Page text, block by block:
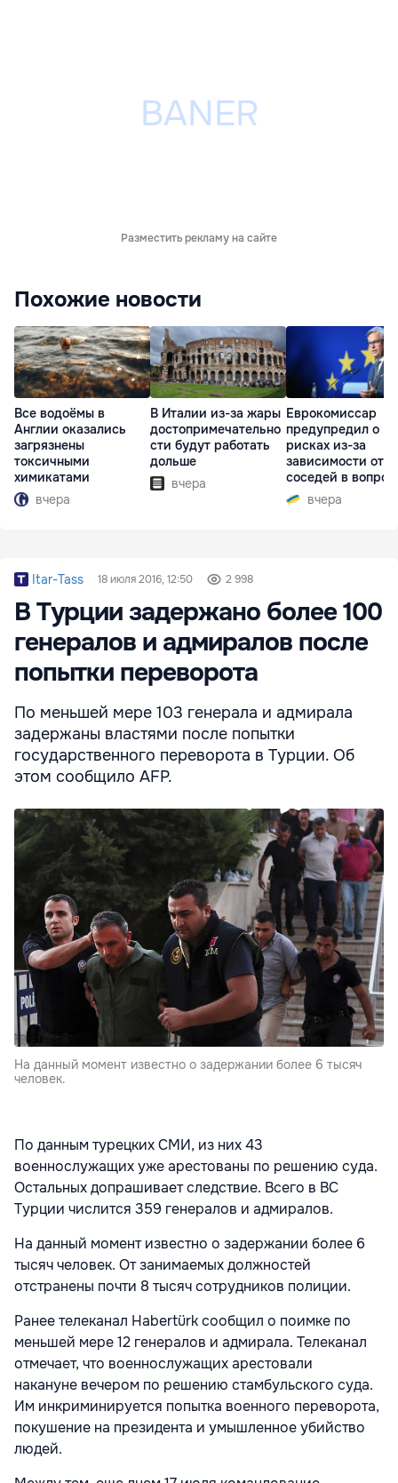
Разместить рекламу на сайте
Похожие новости
Все водоёмы в
Англии оказались
загрязнены
токсичными
химикатами
вчера
В Италии из-за жары
достопримечательно
сти будут работать
дольше
вчера
Еврокомиссар
предупредил о
рисках из-за
зависимости от
соседей в
границ
вчера
Itar-Tass 18 июля 2016, 12:50 2 998
В Турции задержано более 100
генералов и адмиралов после
попытки переворота
По меньшей мере 103 генерала и адмирала
задержаны властями после попытки
государственного переворота в Турции. Об
этом сообщило AFP.
На данный момент известно о задержании более 6 тысяч
человек.
По данным турецких СМИ, из них 43
военнослужащих уже арестованы по решению суда.
Остальных допрашивает следствие. Всего в ВС
Турции числится 359 генералов и адмиралов.
На данный момент известно о задержании более 6
тысяч человек. От занимаемых должностей
отстранены почти 8 тысяч сотрудников полиции.
Ранее телеканал Habertürk сообщил о поимке по
меньшей мере 12 генералов и адмирала. Телеканал
отмечает, что военнослужащих арестовали
накануне вечером по решению стамбульского суда.
Им инкриминируется попытка военного переворота,
покушение на президента и умышленное убийство
людей.